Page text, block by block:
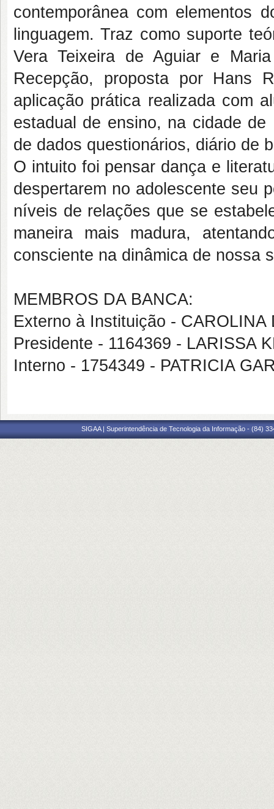
contemporânea com elementos
linguagem. Traz como suporte
Vera Teixeira de Aguiar e
Recepção, proposta por Hans
aplicação prática realizada com
estadual de ensino, na cidade
de dados questionários, diário de
O intuito foi pensar dança e
despertarem no adolescente seu
níveis de relações que se
maneira mais madura,
consciente na dinâmica de nossa
MEMBROS DA BANCA:
Externo à Instituição -
Presidente - 1164369 - LARISSA
Interno - 1754349 - PATRICIA
SIGAA | Superintendência de Tecnologia da Informação - (84)